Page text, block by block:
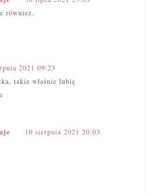
również.
2021 09:23
takie właśnie lubię
10 sierpnia 2021 20:03